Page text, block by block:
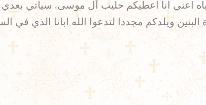
اعني انا اعطيكم حليب آل موسى، سياتي